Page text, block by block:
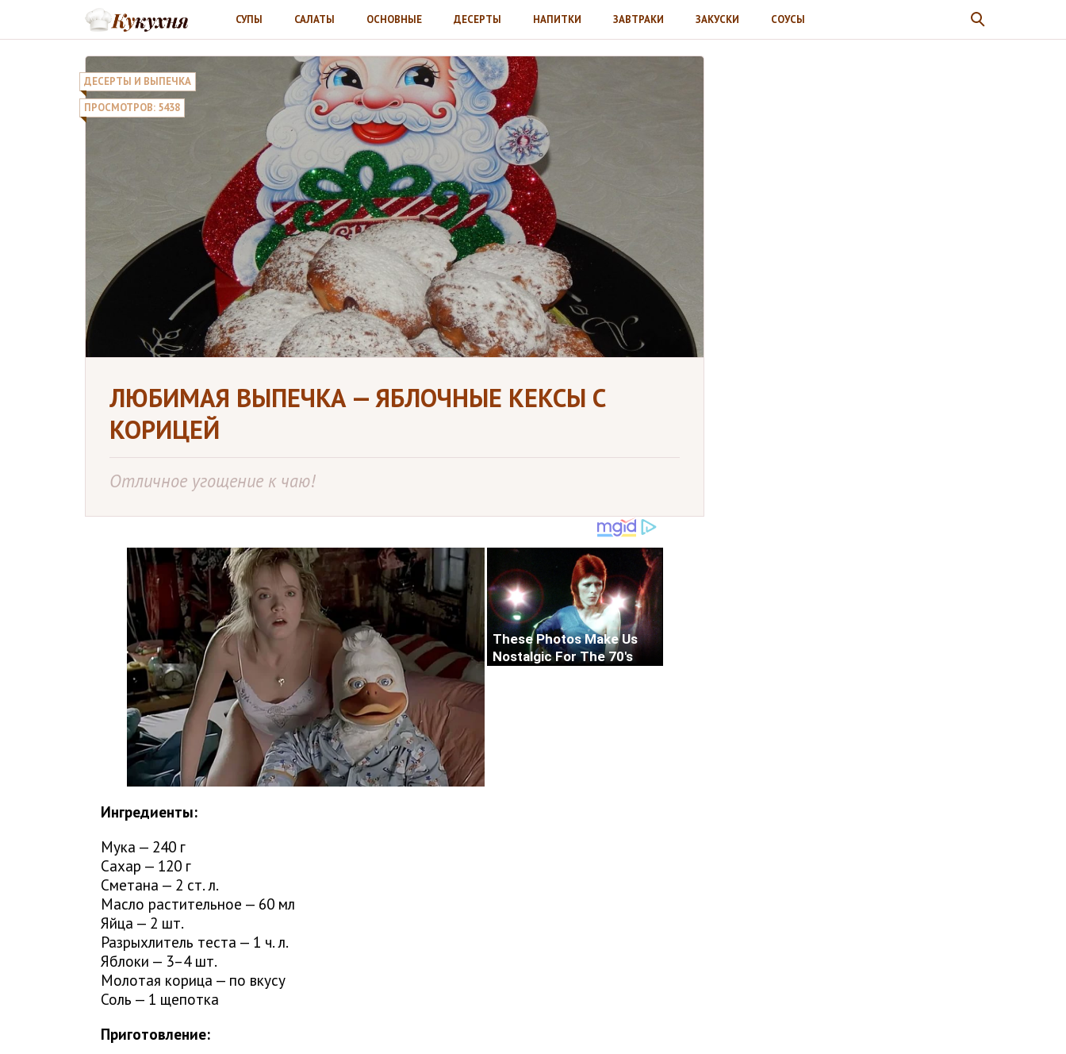
СУПЫ САЛАТЫ ОСНОВНЫЕ ДЕСЕРТЫ НАПИТКИ ЗАВТРАКИ ЗАКУСКИ СОУСЫ
ДЕСЕРТЫ И ВЫПЕЧКА
ПРОСМОТРОВ: 5438
ЛЮБИМАЯ ВЫПЕЧКА — ЯБЛОЧНЫЕ КЕКСЫ С
КОРИЦЕЙ
Отличное угощение к чаю!
Ингредиенты:
Мука — 240 г
Сахар — 120 г
Сметана — 2 ст. л.
Масло растительное — 60 мл
Яйца — 2 шт.
Разрыхлитель теста — 1 ч. л.
Яблоки — 3–4 шт.
Молотая корица — по вкусу
Соль — 1 щепотка
Приготовление: